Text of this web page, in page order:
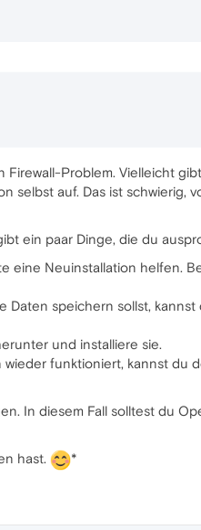
Problem. Vielleicht
selbst auf. Das ist schwierig,
ein paar Dinge, die du
eine Neuinstallation helfen.
Daten speichern sollst,
und installiere sie.
funktioniert, kannst du
In diesem Fall solltest du
hast.
*